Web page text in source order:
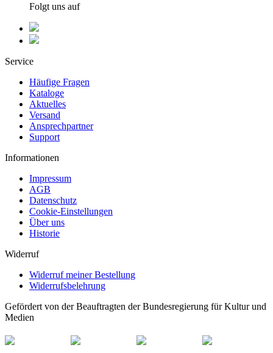
Folgt uns auf
Service
Häufige Fragen
Kataloge
Aktuelles
Versand
Ansprechpartner
Support
Informationen
Impressum
AGB
Datenschutz
Cookie-Einstellungen
Über uns
Historie
Widerruf
Widerruf meiner Bestellung
Widerrufsbelehrung
Gefördert von der Beauftragten der Bundesregierung für Kultur und
Medien